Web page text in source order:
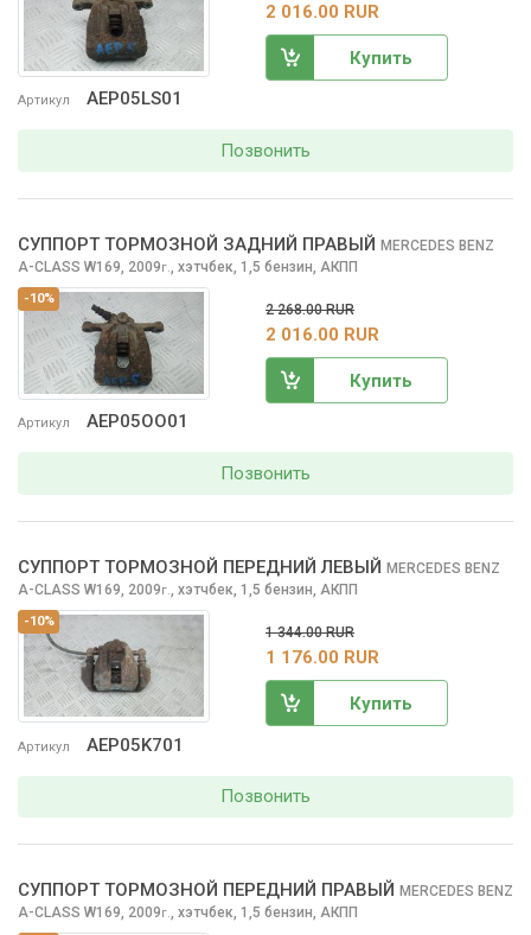
Артикул AEP05LS01
2 016.00 RUR
Купить
Позвонить
-10%
Артикул AEP05OO01
СУППОРТ ТОРМОЗНОЙ ЗАДНИЙ ПРАВЫЙ MERCEDES BENZ
A-CLASS W169, 2009г., хэтчбек, 1,5 бензин, АКПП
2 268.00 RUR
2 016.00 RUR
Купить
Позвонить
-10%
Артикул AEP05K701
СУППОРТ ТОРМОЗНОЙ ПЕРЕДНИЙ ЛЕВЫЙ MERCEDES BENZ
A-CLASS W169, 2009г., хэтчбек, 1,5 бензин, АКПП
1 344.00 RUR
1 176.00 RUR
Купить
Позвонить
СУППОРТ ТОРМОЗНОЙ ПЕРЕДНИЙ ПРАВЫЙ MERCEDES BENZ
A-CLASS W169, 2009г., хэтчбек, 1,5 бензин, АКПП